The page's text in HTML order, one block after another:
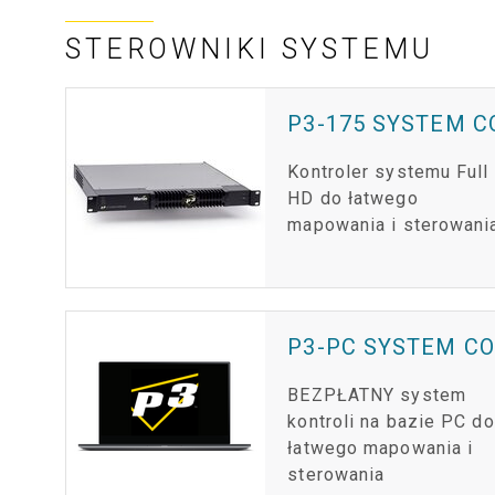
STEROWNIKI SYSTEMU
P3-175 SYSTEM
Kontroler systemu Full
HD do łatwego
mapowania i
P3-PC SYSTEM
BEZPŁATNY system
kontroli na bazie PC do
łatwego mapowania i
sterowania